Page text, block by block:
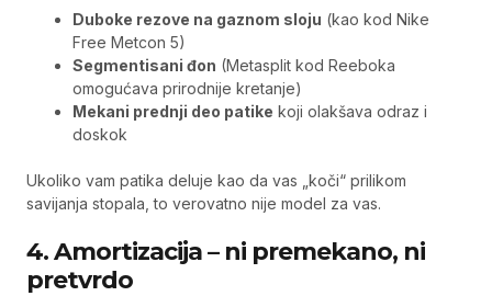
Duboke rezove na gaznom sloju (kao kod Nike
Free Metcon 5)
Segmentisani đon (Metasplit kod Reeboka
omogućava prirodnije kretanje)
Mekani prednji deo patike koji olakšava odraz i
doskok
Ukoliko vam patika deluje kao da vas „koči“ prilikom
savijanja stopala, to verovatno nije model za vas.
4. Amortizacija – ni premekano, ni
pretvrdo